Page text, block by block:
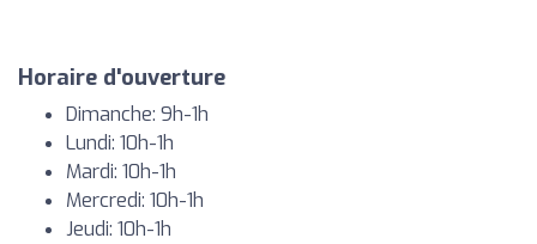
Horaire d'ouverture
Dimanche: 9h-1h
Lundi: 10h-1h
Mardi: 10h-1h
Mercredi: 10h-1h
Jeudi: 10h-1h